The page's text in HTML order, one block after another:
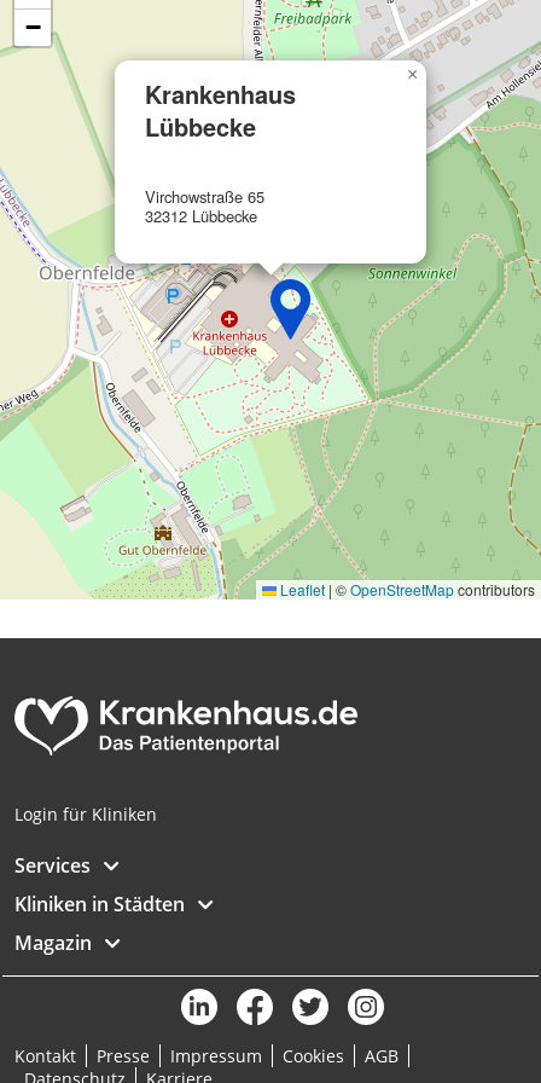
Krankenhaus
Lübbecke
Virchowstraße 65
32312 Lübbecke
×
−
Leaflet | ©OpenStreetMapcontributors
Login für Kliniken
Services
Kliniken in Städten
Magazin
Kontakt Presse Impressum Cookies
AGB
Funktional
Werbung